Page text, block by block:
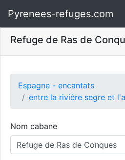
Pyrenees-refuges.com
Refuge de Ras de
Espagne - encantats
entre la rivière segre et
Nom cabane